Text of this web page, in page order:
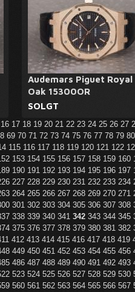
Audemars Piguet Royal
Oak 15300OR
SOLGT
16 17 18 19 20 21 22 23 24 25 26 27
69 70 71 72 73 74 75 76 77 78 79
115 116 117 118 119 120 121 122
153 154 155 156 157 158 159 160
190 191 192 193 194 195 196 197
227 228 229 230 231 232 233 234
264 265 266 267 268 269 270 271
301 302 303 304 305 306 307 308
338 339 340 341 342 343 344 345
375 376 377 378 379 380 381 382
412 413 414 415 416 417 418 419
449 450 451 452 453 454 455 456
486 487 488 489 490 491 492 493
523 524 525 526 527 528 529 530
560 561 562 563 564 565 566 567